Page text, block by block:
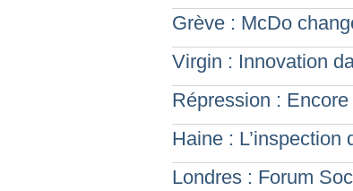
Grève : McDo
Virgin : Innovation
Répression :
Haine :
Londres : Forum